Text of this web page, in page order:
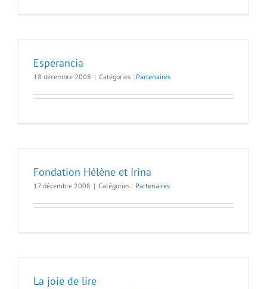
Esperancia
18 décembre 2008 | Catégories : Partenaires
Fondation Hélène et Irina
17 décembre 2008 | Catégories : Partenaires
La joie de lire